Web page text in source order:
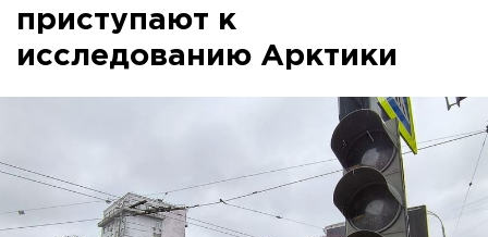
приступают к
исследованию Арктики